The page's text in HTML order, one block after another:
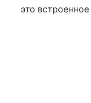
это